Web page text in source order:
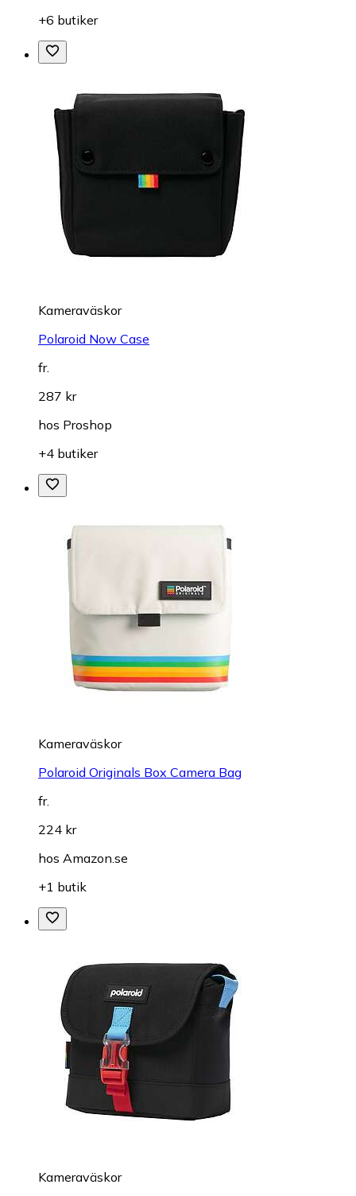
+6 butiker
Kameraväskor
Polaroid Now Case
fr.
287 kr
hos Proshop
+4 butiker
Kameraväskor
Polaroid Originals Box Camera Bag
fr.
224 kr
hos Amazon.se
+1 butik
Kameraväskor